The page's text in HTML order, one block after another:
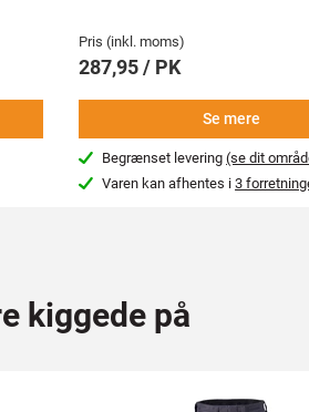
Pris (inkl. moms)
287,95 / PK
Se mere
Begrænset levering(se dit
Varen kan afhentes i3
kiggede på